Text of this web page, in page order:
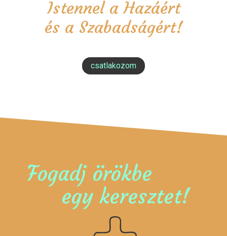
Istennel a Hazáért
és a Szabadságért!
csatlakozom
Fogadj örökbe
egy keresztet!